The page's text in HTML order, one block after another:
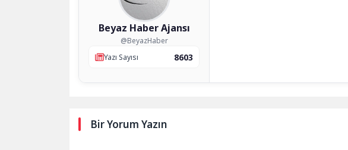
Beyaz Haber Ajansı
@BeyazHaber
Yazı Sayısı
8603
Bir Yorum Yazın